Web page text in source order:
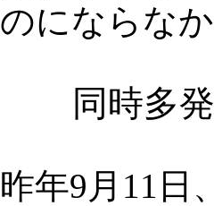
のにならな
同時多
昨年9月11日